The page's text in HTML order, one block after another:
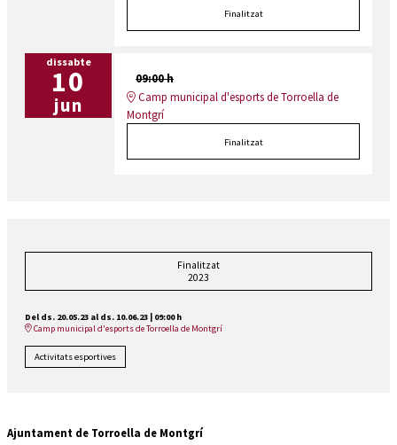
Finalitzat
dissabte
10
jun
09:00 h
Camp municipal d'esports de Torroella de
Montgrí
Finalitzat
Finalitzat
2023
Del ds. 20.05.23 al ds. 10.06.23 | 09:00 h
Camp municipal d'esports de Torroella de Montgrí
Activitats esportives
Ajuntament de Torroella de Montgrí